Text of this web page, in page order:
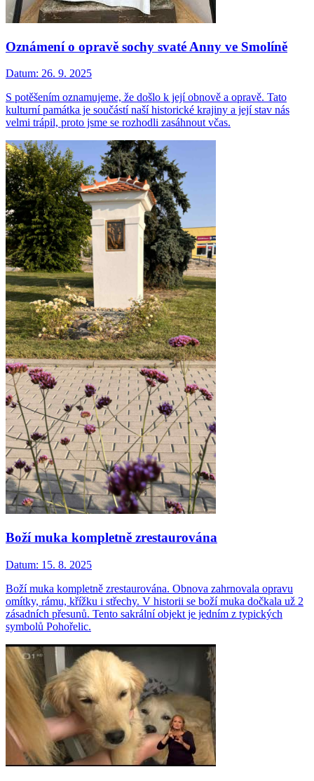
Oznámení o opravě sochy svaté Anny ve Smolíně
Datum: 26. 9. 2025
S potěšením oznamujeme, že došlo k její obnově a opravě. Tato
kulturní památka je součástí naší historické krajiny a její stav nás
velmi trápil, proto jsme se rozhodli zasáhnout včas.
Boží muka kompletně zrestaurována
Datum: 15. 8. 2025
Boží muka kompletně zrestaurována. Obnova zahrnovala opravu
omítky, rámu, křížku i střechy. V historii se boží muka dočkala už 2
zásadních přesunů. Tento sakrální objekt je jedním z typických
symbolů Pohořelic.